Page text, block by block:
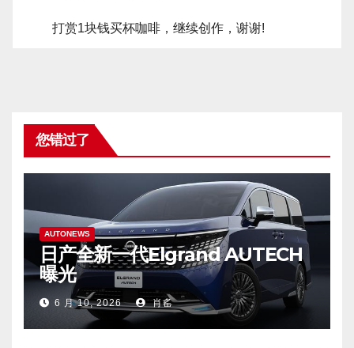
打赏1块钱买杯咖啡，继续创作，谢谢!
您错过了
AUTONEWS
日产全新一代Elgrand AUTECH
曝光
6 月 10, 2026 肖䍃